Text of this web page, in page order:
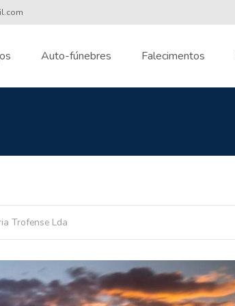
Auto-fúnebres Falecimentos
Trofense Lda